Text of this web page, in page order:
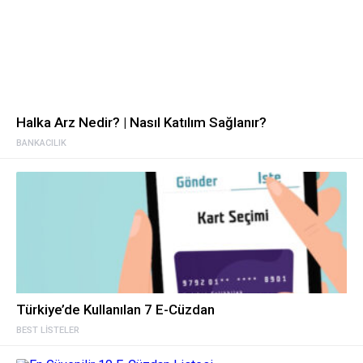
BANKACILIK
Halka Arz Nedir? | Nasıl Katılım Sağlanır?
BEST LISTELER
Türkiye’de Kullanılan 7 E-Cüzdan